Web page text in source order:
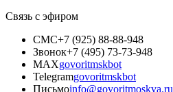
Связь с эфиром
СМС+7 (925) 88-88-948
Звонок+7 (495) 73-73-948
MAXgovoritmskbot
Telegramgovoritmskbot
Письмоinfo@govoritmoskva.ru